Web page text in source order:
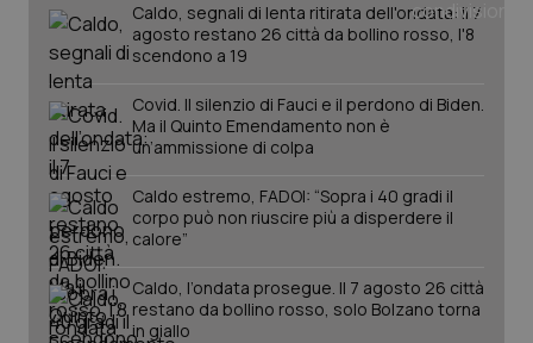
Caldo, segnali di lenta ritirata dell'ondata: il 7
agosto restano 26 città da bollino rosso, l'8
scendono a 19
Covid. Il silenzio di Fauci e il perdono di Biden.
Ma il Quinto Emendamento non è
un’ammissione di colpa
Caldo estremo, FADOI: “Sopra i 40 gradi il
corpo può non riuscire più a disperdere il
calore”
Caldo, l’ondata prosegue. Il 7 agosto 26 città
restano da bollino rosso, solo Bolzano torna
in giallo